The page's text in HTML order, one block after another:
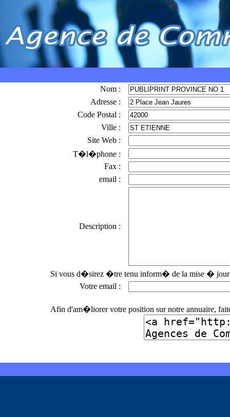
Nom :
Adresse :
Code Postal :
Ville :
Site Web :
T�l�phone :
Fax :
email :
Description :
Si vous d�sirez �tre tenu inform� de la mise � jour
Votre email :
Afin d'am�liorer votre position sur notre annuaire,